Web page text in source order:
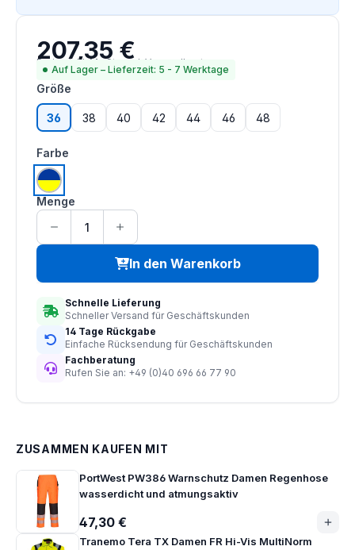
Regulärer Preis:
207,35 €
Preise inkl. MwSt. zzgl. Versandkosten
Auf Lager – Lieferzeit: 5 - 7 Werktage
Größe
36 38 40 42 44 46 48
Farbe
gelb | marine
Menge
In den Warenkorb
Schnelle Lieferung
Schneller Versand für Geschäftskunden
14 Tage Rückgabe
Einfache Rücksendung für Geschäftskunden
Fachberatung
Rufen Sie an: +49 (0)40 696 66 77 90
ZUSAMMEN KAUFEN MIT
PortWest PW386 Warnschutz Damen Regenhose
wasserdicht und atmungsaktiv
47,30 €
Tranemo Tera TX Damen FR Hi-Vis MultiNorm